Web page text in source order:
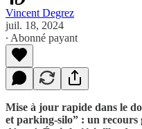
Vincent Degrez
juil. 18, 2024
∙ Abonné payant
Mise à jour rapide dans le
et parking-silo” : un recours